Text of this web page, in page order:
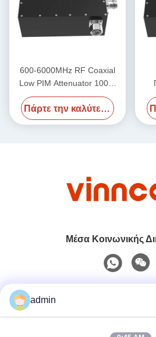
600-6000MHz RF Coaxial
Low PIM Attenuator 100W
Άντρας προς Γυναίκα
Πάρτε την καλύτερη τιμή
Μέσα Κοινωνικής
admin